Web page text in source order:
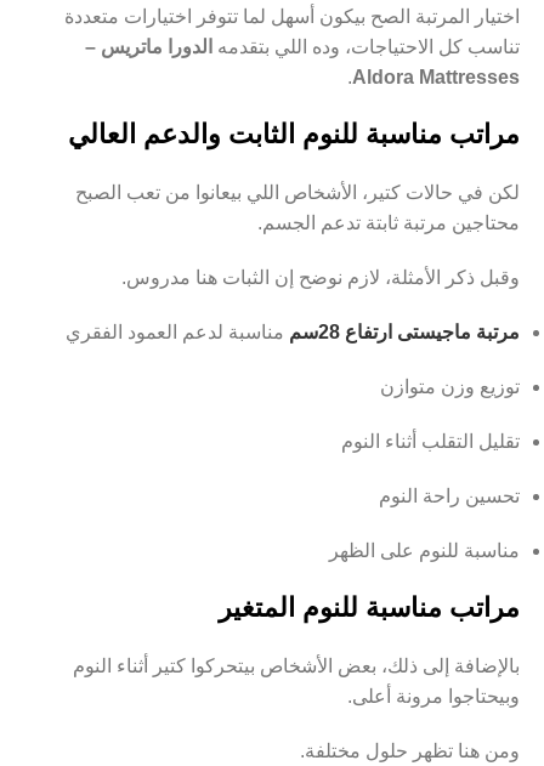
اختيار المرتبة الصح بيكون أسهل لما تتوفر اختيارات متعددة
تناسب كل الاحتياجات، وده اللي بتقدمه الدورا ماتريس –
Aldora Mattresses
.
مراتب مناسبة للنوم الثابت والدعم العالي
لكن في حالات كتير، الأشخاص اللي بيعانوا من تعب الصبح
محتاجين مرتبة ثابتة تدعم الجسم.
وقبل ذكر الأمثلة، لازم نوضح إن الثبات هنا مدروس.
مرتبة ماجيستى ارتفاع 28سم مناسبة لدعم العمود الفقري
توزيع وزن متوازن
تقليل التقلب أثناء النوم
تحسين راحة النوم
مناسبة للنوم على الظهر
مراتب مناسبة للنوم المتغير
بالإضافة إلى ذلك، بعض الأشخاص بيتحركوا كتير أثناء النوم
وبيحتاجوا مرونة أعلى.
ومن هنا تظهر حلول مختلفة.